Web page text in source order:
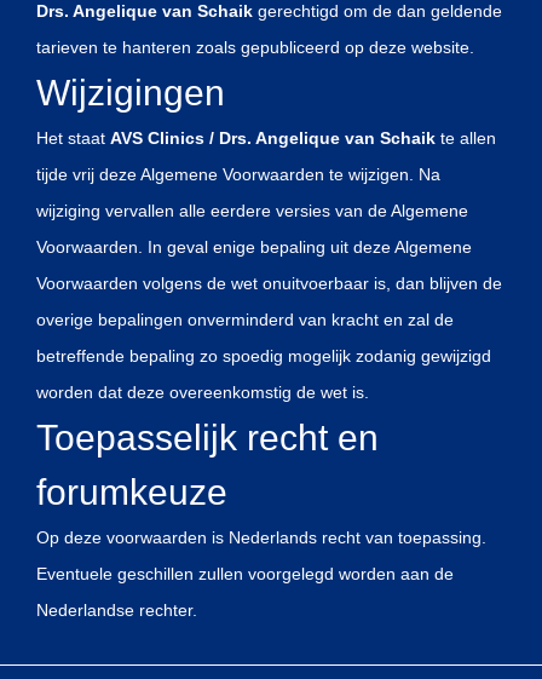
Drs. Angelique van Schaik gerechtigd om de dan geldende
tarieven te hanteren zoals gepubliceerd op deze website.
Wijzigingen
Het staat AVS Clinics / Drs. Angelique van Schaik te allen
tijde vrij deze Algemene Voorwaarden te wijzigen. Na
wijziging vervallen alle eerdere versies van de Algemene
Voorwaarden. In geval enige bepaling uit deze Algemene
Voorwaarden volgens de wet onuitvoerbaar is, dan blijven de
overige bepalingen onverminderd van kracht en zal de
betreffende bepaling zo spoedig mogelijk zodanig gewijzigd
worden dat deze overeenkomstig de wet is.
Toepasselijk recht en
forumkeuze
Op deze voorwaarden is Nederlands recht van toepassing.
Eventuele geschillen zullen voorgelegd worden aan de
Nederlandse rechter.